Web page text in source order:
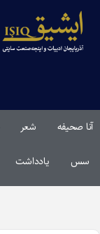
آنا صحیفه شعر
سس یادداشت